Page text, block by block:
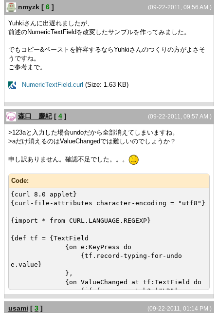
then
set text-to-insert = ""
}
{super.replace-selection-with-string text-to-
}
}
(09-22-2011, 09:56 AM )
nmyzk [ 6 ]
Yuhkiさんに出遅れましたが、
前述のNumericTextFieldを改変したサンプルを作ってみました。
でもコピー&ペーストを許容するならYuhkiさんのつくりの方がよさそ
うですね。
ご参考まで。
NumericTextField.curl (Size: 1.63 KB)
(09-22-2011, 09:57 AM )
森口 慶紀 [ 4 ]
>123aと入力した場合undoだから全部消えてしまいますね。
>aだけ消えるのはValueChangedでは難しいのでしょうか？
申し訳ありません。確認不足でした。。。
Code:
{curl 8.0 applet}
{curl-file-attributes character-encoding = "utf8"}
{import * from CURL.LANGUAGE.REGEXP}
{def tf = {TextField
{on e:KeyPress do
{tf.record-typing-for-undo
e.value}
},
{on ValueChanged at tf:TextField do
{if {regexp-match? |"\D"|,
tf.value} then
{tf.undo}
(09-22-2011, 01:14 PM )
usami [ 3 ]